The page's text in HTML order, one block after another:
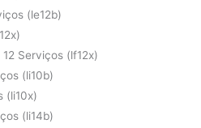
(le12b)
Serviços (lf12x)
(li10b)
(li10x)
(li14b)